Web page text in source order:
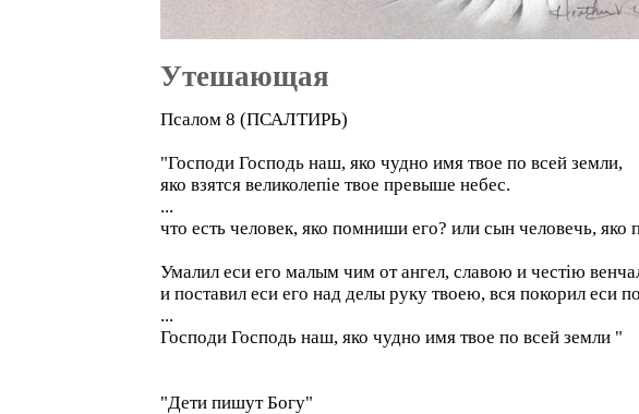
Утешающая
Псалом 8 (ПСАЛТИРЬ)
"Господи Господь наш, яко чудно имя твое по всей земли,
яко взятся великолепiе твое превыше небес.
...
что eсть человек, яко помниши eго? или сын человечь, яко
Умалил eси eго малым чим от ангел, славою и честiю
и поставил eси eго над делы руку твоeю, вся покорил eси
...
Господи Господь наш, яко чудно имя твое по всей земли "
"Дети пишут Богу"